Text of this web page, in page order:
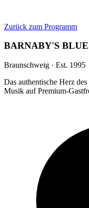
Zurück zum Programm
BARNABY'S
Braunschweig · Est. 1995
Das authentische Herz
Musik auf Premium-